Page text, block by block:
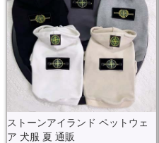
ストーンアイランド ペットウェ
ア 犬服 夏 通販